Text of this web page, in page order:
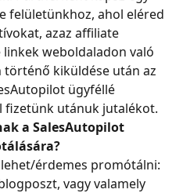
felületünkhoz, ahol eléred
azaz affiliate
weboldaladon való
történő kiküldése után az
ügyféllé
fizetünk utánuk jutalékot.
a SalesAutopilot
érdemes promótálni:
vagy valamely